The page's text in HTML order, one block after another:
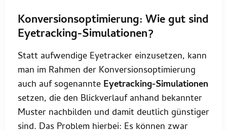
Konversionsoptimierung: Wie gut sind
Eyetracking-Simulationen?
Statt aufwendige Eyetracker einzusetzen, kann
man im Rahmen der Konversionsoptimierung
auch auf sogenannte Eyetracking-Simulationen
setzen, die den Blickverlauf anhand bekannter
Muster nachbilden und damit deutlich günstiger
sind. Das Problem hierbei: Es können zwar